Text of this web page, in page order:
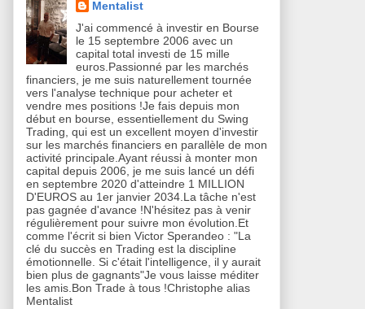
Mentalist
J'ai commencé à investir en Bourse
le 15 septembre 2006 avec un
capital total investi de 15 mille
euros.Passionné par les marchés
financiers, je me suis naturellement tournée
vers l'analyse technique pour acheter et
vendre mes positions !Je fais depuis mon
début en bourse, essentiellement du Swing
Trading, qui est un excellent moyen d'investir
sur les marchés financiers en parallèle de mon
activité principale.Ayant réussi à monter mon
capital depuis 2006, je me suis lancé un défi
en septembre 2020 d'atteindre 1 MILLION
D'EUROS au 1er janvier 2034.La tâche n'est
pas gagnée d'avance !N'hésitez pas à venir
régulièrement pour suivre mon évolution.Et
comme l'écrit si bien Victor Sperandeo : "La
clé du succès en Trading est la discipline
émotionnelle. Si c'était l'intelligence, il y aurait
bien plus de gagnants"Je vous laisse méditer
les amis.Bon Trade à tous !Christophe alias
Mentalist